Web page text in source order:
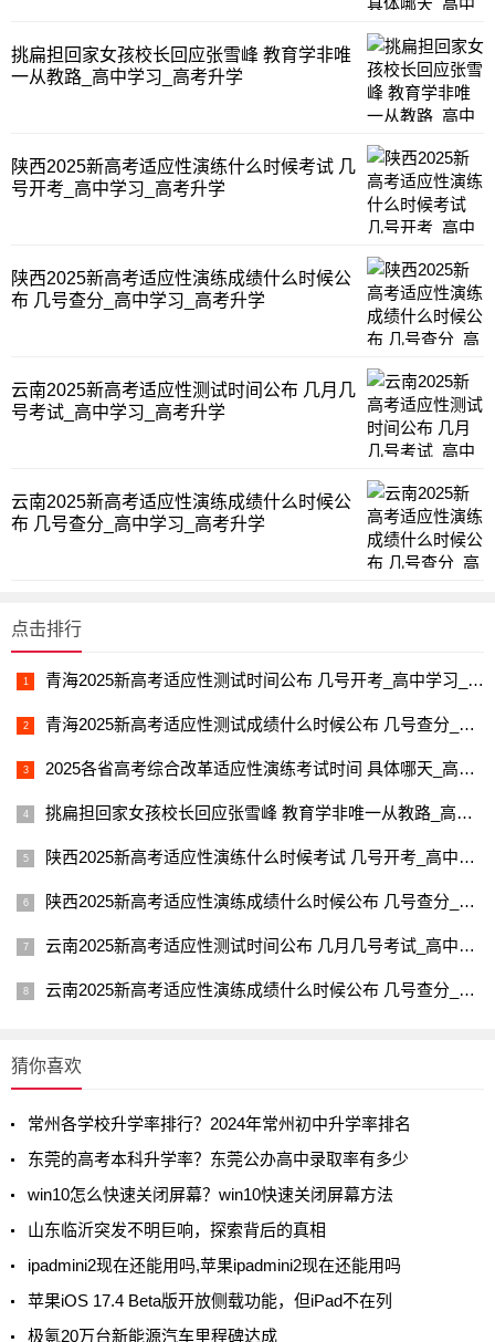
挑扁担回家女孩校长回应张雪峰 教育学非唯
一从教路_高中学习_高考升学
陕西2025新高考适应性演练什么时候考试 几
号开考_高中学习_高考升学
陕西2025新高考适应性演练成绩什么时候公
布 几号查分_高中学习_高考升学
云南2025新高考适应性测试时间公布 几月几
号考试_高中学习_高考升学
云南2025新高考适应性演练成绩什么时候公
布 几号查分_高中学习_高考升学
点击排行
青海2025新高考适应性测试时间公布 几号开考_高中学习_高考升学
青海2025新高考适应性测试成绩什么时候公布 几号查分_高中学习_高考升学
2025各省高考综合改革适应性演练考试时间 具体哪天_高中学习_高考升学
挑扁担回家女孩校长回应张雪峰 教育学非唯一从教路_高中学习_高考升学
陕西2025新高考适应性演练什么时候考试 几号开考_高中学习_高考升学
陕西2025新高考适应性演练成绩什么时候公布 几号查分_高中学习_高考升学
云南2025新高考适应性测试时间公布 几月几号考试_高中学习_高考升学
云南2025新高考适应性演练成绩什么时候公布 几号查分_高中学习_高考升学
猜你喜欢
常州各学校升学率排行？2024年常州初中升学率排名
东莞的高考本科升学率？东莞公办高中录取率有多少
win10怎么快速关闭屏幕？win10快速关闭屏幕方法
山东临沂突发不明巨响，探索背后的真相
ipadmini2现在还能用吗,苹果ipadmini2现在还能用吗
苹果iOS 17.4 Beta版开放侧载功能，但iPad不在列
极氪20万台新能源汽车里程碑达成